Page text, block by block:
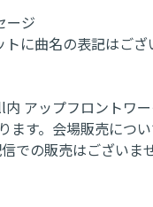
ージ
に曲名の表記はござ
アップフロントワ
ます。会場販売につ
での販売はございま